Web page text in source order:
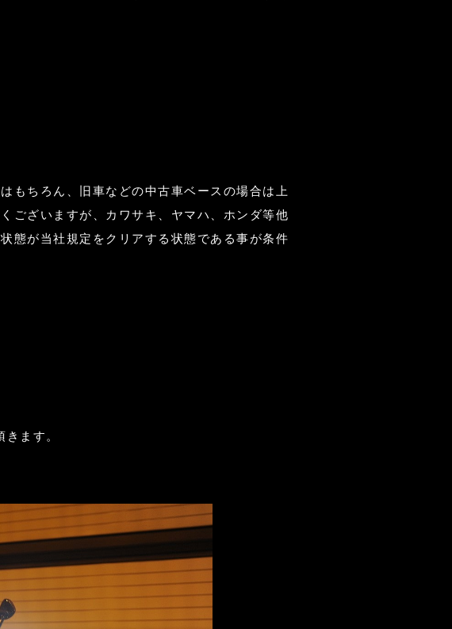
もちろん、旧車などの中古車ベースの場合は上
ございますが、カワサキ、ヤマハ、ホンダ等他
態が当社規定をクリアする状態である事が条件
ます。